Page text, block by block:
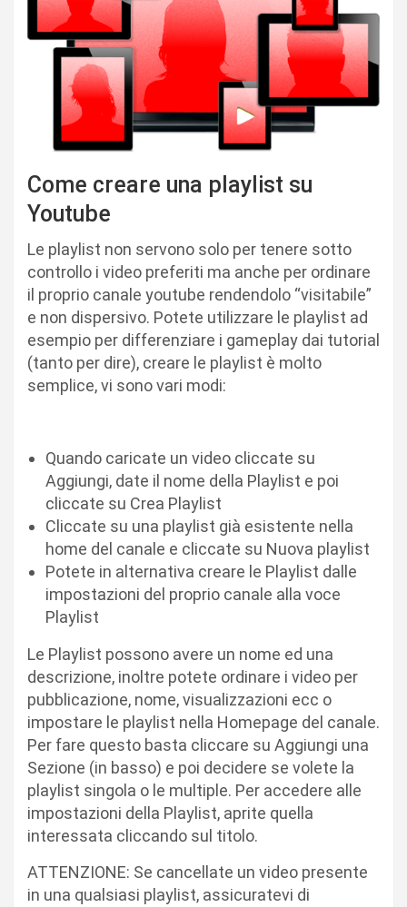
Come creare una playlist su
Youtube
Le playlist non servono solo per tenere sotto
controllo i video preferiti ma anche per ordinare
il proprio canale youtube rendendolo “visitabile”
e non dispersivo. Potete utilizzare le playlist ad
esempio per differenziare i gameplay dai tutorial
(tanto per dire), creare le playlist è molto
semplice, vi sono vari modi:
Quando caricate un video cliccate su
Aggiungi, date il nome della Playlist e poi
cliccate su Crea Playlist
Cliccate su una playlist già esistente nella
home del canale e cliccate su Nuova playlist
Potete in alternativa creare le Playlist dalle
impostazioni del proprio canale alla voce
Playlist
Le Playlist possono avere un nome ed una
descrizione, inoltre potete ordinare i video per
pubblicazione, nome, visualizzazioni ecc o
impostare le playlist nella Homepage del canale.
Per fare questo basta cliccare su Aggiungi una
Sezione (in basso) e poi decidere se volete la
playlist singola o le multiple. Per accedere alle
impostazioni della Playlist, aprite quella
interessata cliccando sul titolo.
ATTENZIONE: Se cancellate un video presente
in una qualsiasi playlist, assicuratevi di